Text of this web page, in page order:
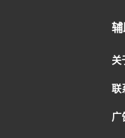
辅
关
联
广